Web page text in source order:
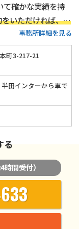
て確かな実績を持
いただければ、平
可能です。プライ
うぞお気軽にご相
事務所詳細を見る
町3-217-21
田インターから車で
る
時間受付）